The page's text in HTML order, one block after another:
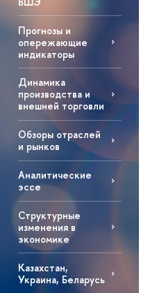
Прогнозы и
опережающие
индикаторы
Динамика
производства и
внешней торговли
Обзоры отраслей
и рынков
Аналитические
эссе
Структурные
изменения в
экономике
Казахстан,
Украина, Беларусь